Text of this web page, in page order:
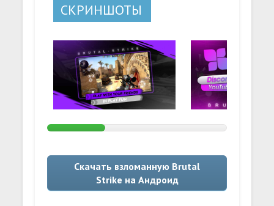
СКРИНШОТЫ
Скачать взломанную Brutal
Strike на Андроид